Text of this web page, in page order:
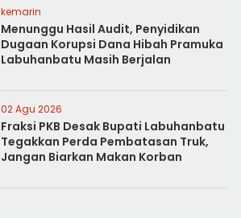
kemarin
Menunggu Hasil Audit, Penyidikan
Dugaan Korupsi Dana Hibah Pramuka
Labuhanbatu Masih Berjalan
02 Agu 2026
Fraksi PKB Desak Bupati Labuhanbatu
Tegakkan Perda Pembatasan Truk,
Jangan Biarkan Makan Korban